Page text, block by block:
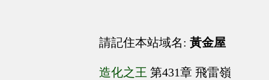
請記住本站域名: 黃金屋
造化之王 第431章 飛雷嶺